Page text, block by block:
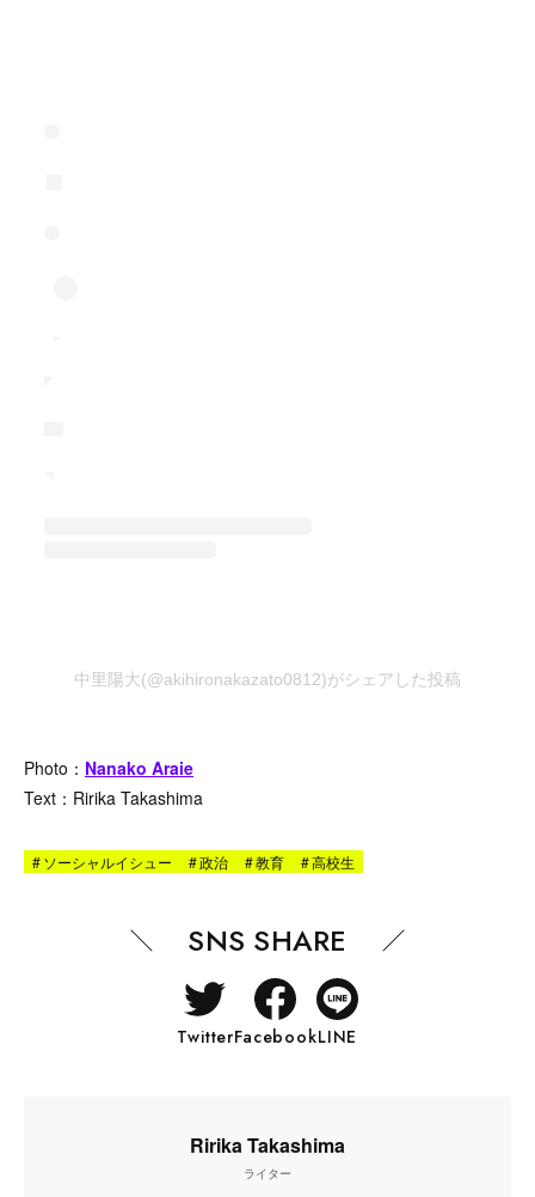
中里陽大(@akihironakazato0812)がシェアした投稿
Photo： Nanako Araie
Text：Ririka Takashima
#ソーシャルイシュー #政治 #教育 #高校生
SNS SHARE
TwitterFacebookLINE
Ririka Takashima
ライター